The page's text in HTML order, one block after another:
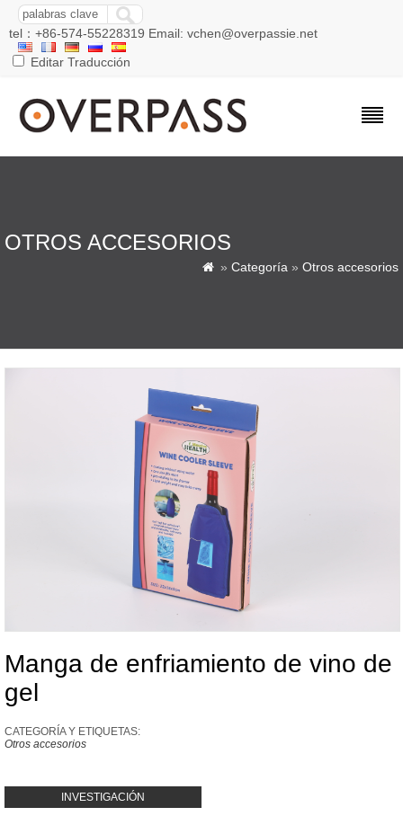
tel：+86-574-55228319 Email: vchen@overpassie.net
Editar Traducción
OTROS ACCESORIOS
 » Categoría » Otros accesorios
Manga de enfriamiento de vino de
gel
CATEGORÍA Y ETIQUETAS:
Otros accesorios
INVESTIGACIÓN